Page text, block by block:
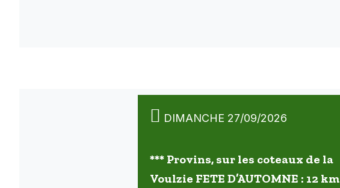
DIMANCHE 27/09/2026
*** Provins, sur les coteaux de la
Voulzie FETE D’AUTOMNE : 12 km